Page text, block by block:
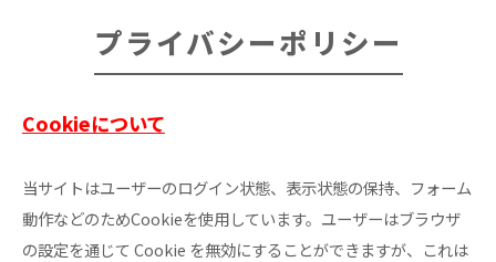
プライバシーポリシー
Cookieについて
当サイトはユーザーのログイン状態、表示状態の保持、フォーム
動作などのためCookieを使用しています。ユーザーはブラウザ
の設定を通じて Cookie を無効にすることができますが、これは